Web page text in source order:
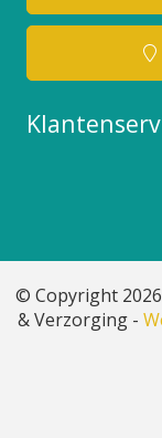
© Copyright
& Verzorging -